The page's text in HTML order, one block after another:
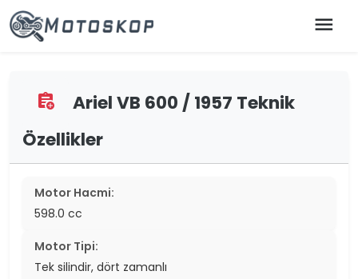
menu
assignment_add
Ariel VB 600 / 1957 Teknik
Özellikler
Motor Hacmi:
598.0 cc
Motor Tipi:
Tek silindir, dört zamanlı